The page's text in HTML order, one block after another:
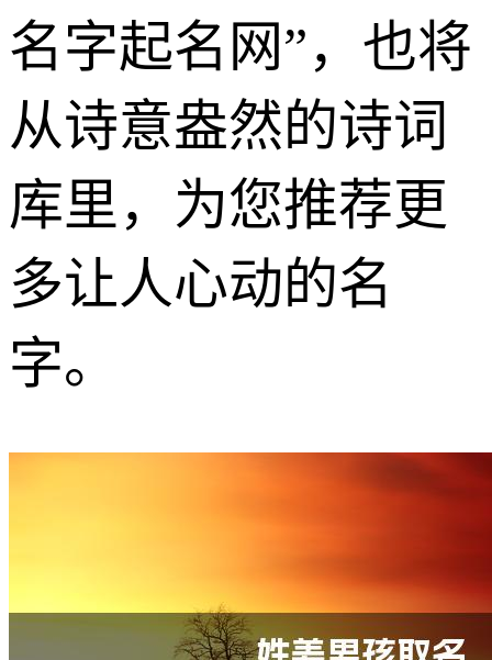
名字起名网”，也将
从诗意盎然的诗词
库里，为您推荐更
多让人心动的名
字。